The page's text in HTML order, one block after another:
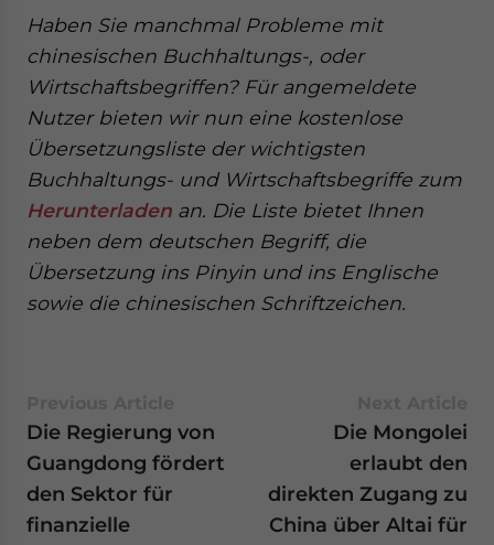
Haben Sie manchmal Probleme mit
chinesischen Buchhaltungs-, oder
Wirtschaftsbegriffen? Für angemeldete
Nutzer bieten wir nun eine kostenlose
Übersetzungsliste der wichtigsten
Buchhaltungs- und Wirtschaftsbegriffe zum
Herunterladen an. Die Liste bietet Ihnen
neben dem deutschen Begriff, die
Übersetzung ins Pinyin und ins Englische
sowie die chinesischen Schriftzeichen.
Die Regierung von
Guangdong fördert
den Sektor für
finanzielle
Die Mongolei
erlaubt den
direkten Zugang zu
China über Altai für